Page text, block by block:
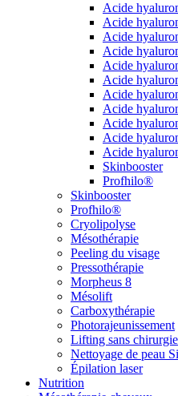
Acide
Acide
Acide
Acide
Acide
Acide
Acide
Acide
Acide
Acide
Acide
Skinbooster
Profhilo®
Skinbooster
Profhilo®
Cryolipolyse
Mésothérapie
Peeling du visage
Pressothérapie
Morpheus 8
Mésolift
Carboxythérapie
Photorajeunissement
Lifting sans chirurgie
Nettoyage de peau
Épilation laser
Nutrition